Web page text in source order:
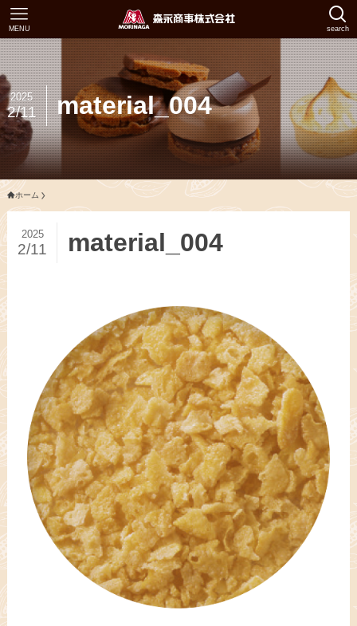
search
MENU
material_004
2025
2/11
ホーム
material_004
2025
2/11